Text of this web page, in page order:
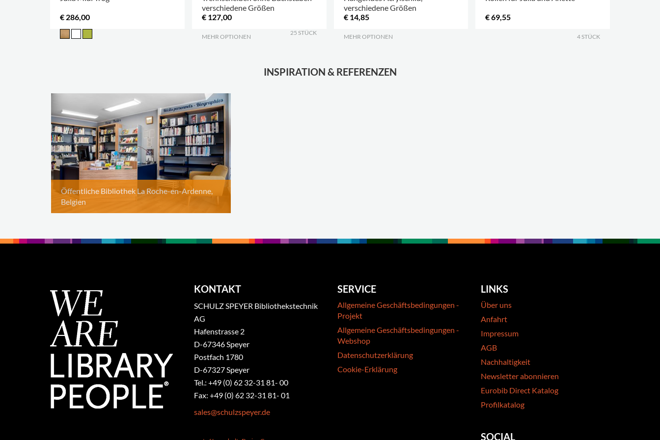
€ 286,00
verschiedene Größen
€ 127,00
MEHR OPTIONEN
25 STÜCK
verschiedene Größen
€ 14,85
MEHR OPTIONEN
€ 69,55
4 STÜCK
INSPIRATION & REFERENZEN
Öffentliche Bibliothek La Roche-en-Ardenne,
Belgien
KONTAKT
SCHULZ SPEYER Bibliothekstechnik
AG
Hafenstrasse 2
​D-67346 Speyer
Postfach 1780
D-67327 Speyer
Tel.: +49 (0) 62 32-31 81- 00
Fax: +49 (0) 62 32-31 81- 01
sales@schulzspeyer.de
SERVICE
Allgemeine Geschäftsbedingungen -
Projekt
Allgemeine Geschäftsbedingungen -
Webshop
Datenschutzerklärung
Cookie-Erklärung
LINKS
Über uns
Anfahrt
Impressum
AGB
Nachhaltigkeit
Newsletter abonnieren
Eurobib Direct Katalog
Profilkatalog
SOCIAL